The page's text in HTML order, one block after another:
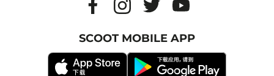
SCOOT MOBILE APP